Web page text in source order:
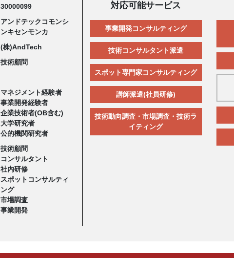
30000099
アンドテックコモンシ
ンキセンモンカ
(株)AndTech
技術顧問
マネジメント経験者
事業開発経験者
企業技術者(OB含む)
大学研究者
公的機関研究者
技術顧問
コンサルタント
社内研修
スポットコンサルティ
ング
市場調査
事業開発
対応可能サービス
事業開発コンサルティング
技術コンサルタント派遣
スポット専門家コンサルティング
講師派遣(社員研修)
技術動向調査・市場調査・技術ラ
イティング